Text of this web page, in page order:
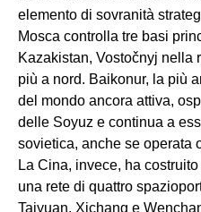
elemento di sovranità
Mosca controlla tre basi
Kazakistan, Vostočnyj nella
più a nord. Baikonur, la più
del mondo ancora attiva,
delle Soyuz e continua a
sovietica, anche se operata
La Cina, invece, ha
una rete di quattro
Taiyuan, Xichang e